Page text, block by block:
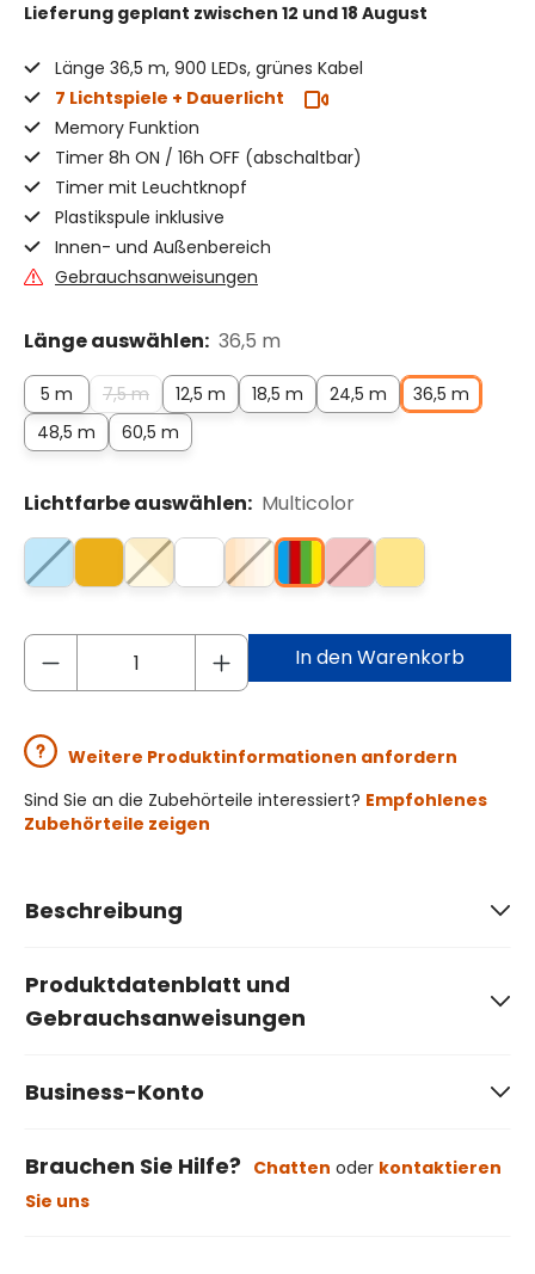
Lieferung geplant zwischen 12 und 18 August
Länge 36,5 m, 900 LEDs, grünes Kabel
7 Lichtspiele + Dauerlicht
Memory Funktion
Timer 8h ON / 16h OFF (abschaltbar)
Timer mit Leuchtknopf
Plastikspule inklusive
Innen- und Außenbereich
Gebrauchsanweisungen
Länge auswählen: 36,5 m
5 m 7,5 m 12,5 m 18,5 m 24,5 m
36,5 m
48,5 m
60,5 m
Lichtfarbe auswählen: Multicolor
In den Warenkorb
Weitere Produktinformationen anfordern
Sind Sie an die Zubehörteile interessiert? Empfohlenes
Zubehörteile zeigen
Beschreibung
Produktdatenblatt und
Gebrauchsanweisungen
Business-Konto
Brauchen Sie Hilfe? Chatten oder kontaktieren
Sie uns